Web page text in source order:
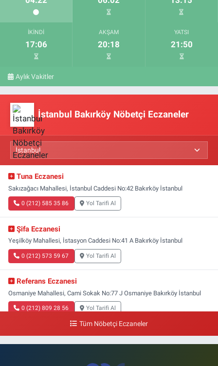
İKINDI
17:06
AKŞAM
20:18
YATSI
21:50
Aylık Vakitler
İstanbul Bakırköy Nöbetçi Eczaneler
Tuna Eczanesi
Sakızağacı Mahallesi, İstanbul Caddesi No:42 Bakırköy İstanbul
0 (212) 585 35 86 Yol Tarifi Al
Şifa Eczanesi
Yeşilköy Mahallesi, İstasyon Caddesi No:41 A Bakırköy İstanbul
0 (212) 573 59 67 Yol Tarifi Al
Referans Eczanesi
Osmaniye Mahallesi, Cami Sokak No:77 J Osmaniye Bakırköy İstanbul
0 (212) 809 28 56 Yol Tarifi Al
Bayraktar Eczanesi
Şenlikköy Mahallesi, Harman Sokak No:43 4B Florya Bakırköy İstanbul
Tüm Nöbetçi Eczaneler